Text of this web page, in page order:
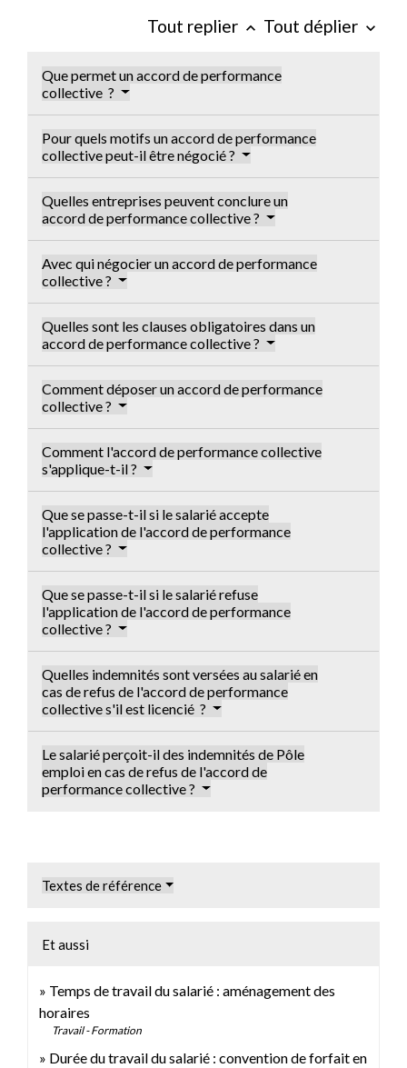
Tout replier keyboard_arrow_up Tout déplier keyboard_arrow_down
Que permet un accord de performance
collective ?
Pour quels motifs un accord de performance
collective peut-il être négocié ?
Quelles entreprises peuvent conclure un
accord de performance collective ?
Avec qui négocier un accord de performance
collective ?
Quelles sont les clauses obligatoires dans un
accord de performance collective ?
Comment déposer un accord de performance
collective ?
Comment l'accord de performance collective
s'applique-t-il ?
Que se passe-t-il si le salarié accepte
l'application de l'accord de performance
collective ?
Que se passe-t-il si le salarié refuse
l'application de l'accord de performance
collective ?
Quelles indemnités sont versées au salarié en
cas de refus de l'accord de performance
collective s'il est licencié ?
Le salarié perçoit-il des indemnités de Pôle
emploi en cas de refus de l'accord de
performance collective ?
Textes de référence
Et aussi
Temps de travail du salarié : aménagement des
horaires
Travail - Formation
Durée du travail du salarié : convention de forfait en